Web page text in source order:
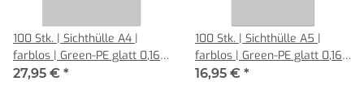
100 Stk. | Sichthülle A4 |
farblos | Green-PE glatt 0,160
mm | REIF Hamburg
27,95 € *
100 Stk. | Sichthülle A5 |
farblos | Green-PE glatt 0,160
mm | REIF Hamburg
16,95 € *